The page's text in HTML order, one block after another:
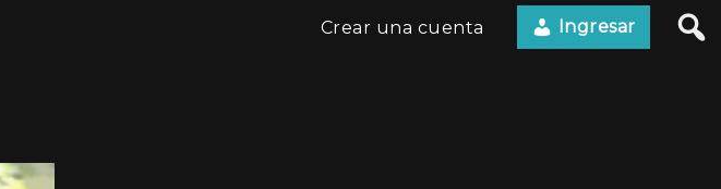
Crear una cuenta Ingresar